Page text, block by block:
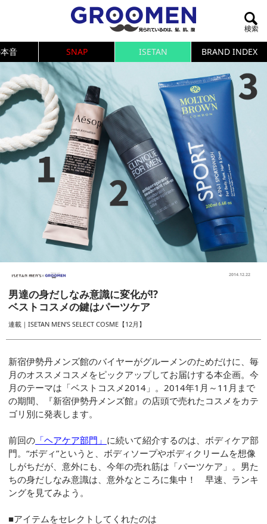
音 SNAP ISETAN BRAND INDEX
2014.12.22
男達の身だしなみ意識に変化が!?
ベストコスメの鍵はパーツケア
連載｜ISETAN MEN’S SELECT COSME【12月】
新宿伊勢丹メンズ館のバイヤーがグルーメンのためだけに、毎
月のオススメコスメをピックアップしてお届けする本企画。今
月のテーマは「ベストコスメ2014」。2014年1月～11月まで
の期間、『新宿伊勢丹メンズ館』の店頭で売れたコスメをカテ
ゴリ別に発表します。
前回の 「ヘアケア部門」 に続いて紹介するのは、ボディケア部
門。“ボディ”というと、ボディソープやボディクリームを想像
しがちだが、意外にも、今年の売れ筋は「パーツケア」。男た
ちの身だしなみ意識は、意外なところに集中！ 早速、ランキ
ングを見てみよう。
■アイテムをセレクトしてくれたのは